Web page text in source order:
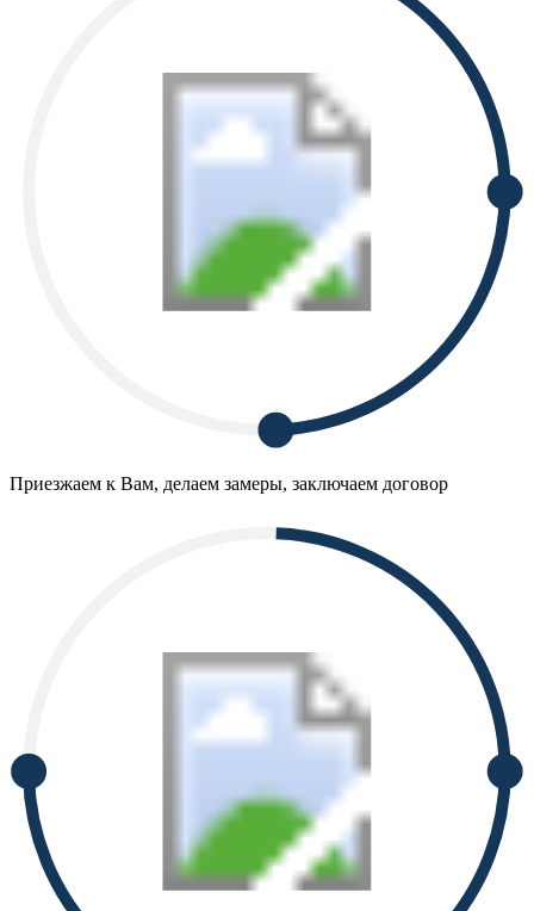
Приезжаем к Вам, делаем замеры, заключаем договор